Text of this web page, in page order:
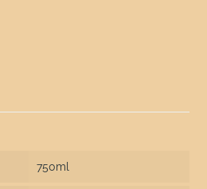
750ml